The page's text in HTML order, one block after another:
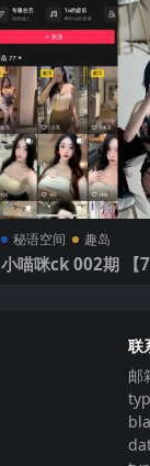
秘语空间 趣岛
小喵咪ck 002期 【
联
邮